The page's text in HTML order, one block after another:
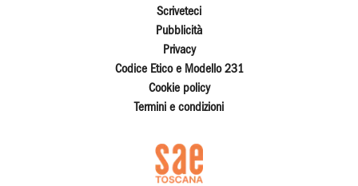
Scriveteci
Pubblicità
Privacy
Codice Etico e Modello 231
Cookie policy
Termini e condizioni